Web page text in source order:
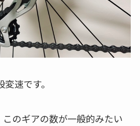
速です。
のギアの数が一般的みたい